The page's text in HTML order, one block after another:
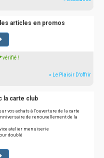
articles en promos
vérifié !
» Le Plaisir D'offrir
la carte club
vos achats à l'ouverture de la carte
de renouvellement de la
atelier menuiserie
doublé